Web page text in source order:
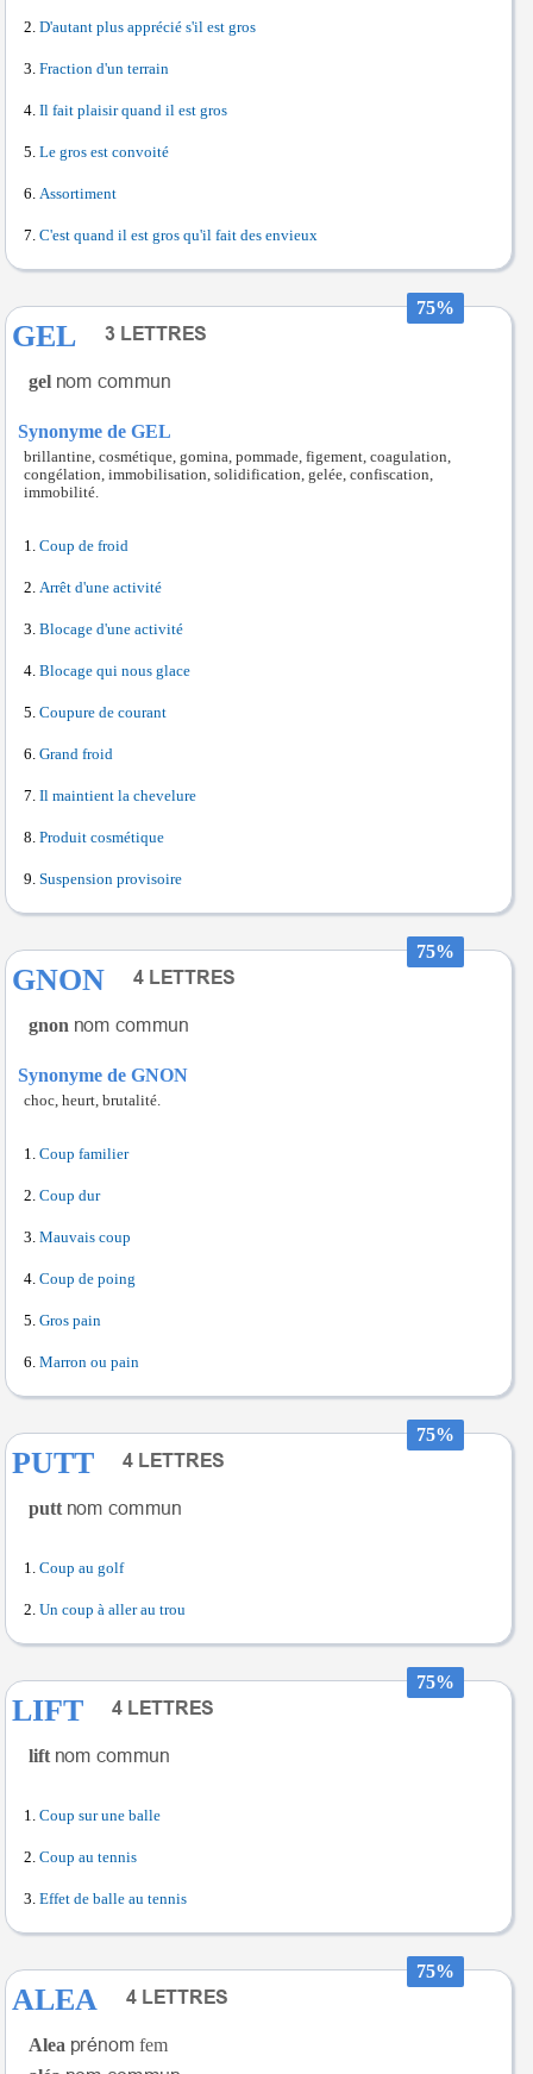
D'autant plus apprécié s'il est gros
Fraction d'un terrain
Il fait plaisir quand il est gros
Le gros est convoité
Assortiment
C'est quand il est gros qu'il fait des envieux
75%
GEL
gel
Synonyme de GEL
brillantine, cosmétique, gomina, pommade, figement, coagulation,
congélation, immobilisation, solidification, gelée, confiscation,
immobilité.
Coup de froid
Arrêt d'une activité
Blocage d'une activité
Blocage qui nous glace
Coupure de courant
Grand froid
Il maintient la chevelure
Produit cosmétique
Suspension provisoire
75%
GNON
gnon
Synonyme de GNON
choc, heurt, brutalité.
Coup familier
Coup dur
Mauvais coup
Coup de poing
Gros pain
Marron ou pain
75%
PUTT
putt
Coup au golf
Un coup à aller au trou
75%
LIFT
lift
Coup sur une balle
Coup au tennis
Effet de balle au tennis
75%
ALEA
Alea
fem